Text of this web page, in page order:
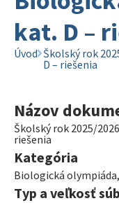
kat. D –
Úvod Školský rok
D – riešenia
Názov
Školský rok 2025/
riešenia
Kategória
Biologická olympiáda,
Typ a veľkosť